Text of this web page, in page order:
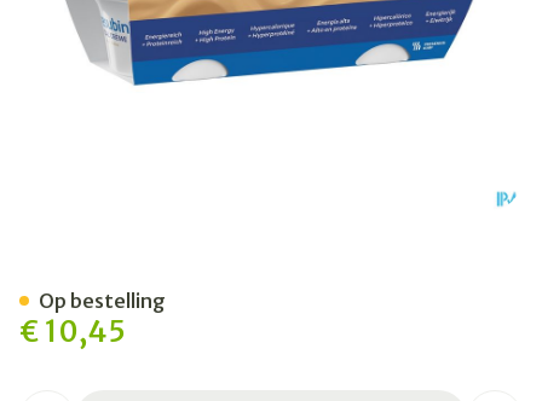
€ 10,45
Op bestelling